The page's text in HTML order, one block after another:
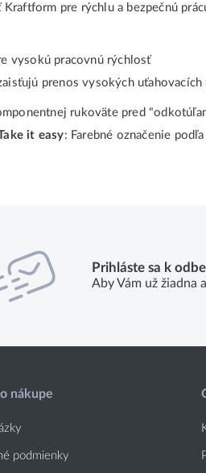
pre rýchlu a bezpečnú
vysokú pracovnú rýchlosť
prenos vysokých uťahovacích
rukoväte pred
it easy: Farebné označenie
Prihláste sa k
Aby Vám už žiadna
nákupe
podmienky